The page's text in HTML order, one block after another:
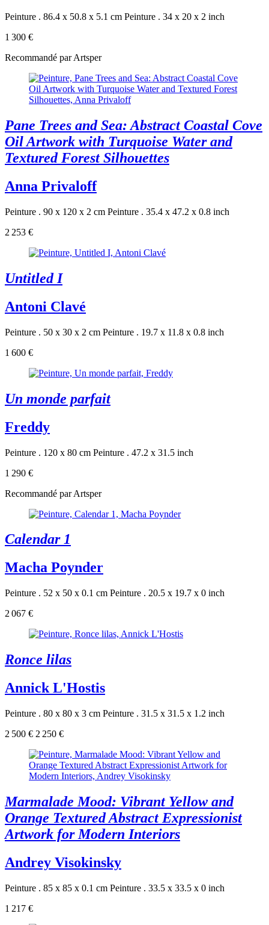
Peinture . 86.4 x 50.8 x 5.1 cm Peinture . 34 x 20 x 2 inch
1 300 €
Recommandé par Artsper
Pane Trees and Sea: Abstract Coastal Cove
Oil Artwork with Turquoise Water and
Textured Forest Silhouettes
Anna Privaloff
Peinture . 90 x 120 x 2 cm Peinture . 35.4 x 47.2 x 0.8 inch
2 253 €
Untitled I
Antoni Clavé
Peinture . 50 x 30 x 2 cm Peinture . 19.7 x 11.8 x 0.8 inch
1 600 €
Un monde parfait
Freddy
Peinture . 120 x 80 cm Peinture . 47.2 x 31.5 inch
1 290 €
Recommandé par Artsper
Calendar 1
Macha Poynder
Peinture . 52 x 50 x 0.1 cm Peinture . 20.5 x 19.7 x 0 inch
2 067 €
Ronce lilas
Annick L'Hostis
Peinture . 80 x 80 x 3 cm Peinture . 31.5 x 31.5 x 1.2 inch
2 500 € 2 250 €
Marmalade Mood: Vibrant Yellow and
Orange Textured Abstract Expressionist
Artwork for Modern Interiors
Andrey Visokinsky
Peinture . 85 x 85 x 0.1 cm Peinture . 33.5 x 33.5 x 0 inch
1 217 €